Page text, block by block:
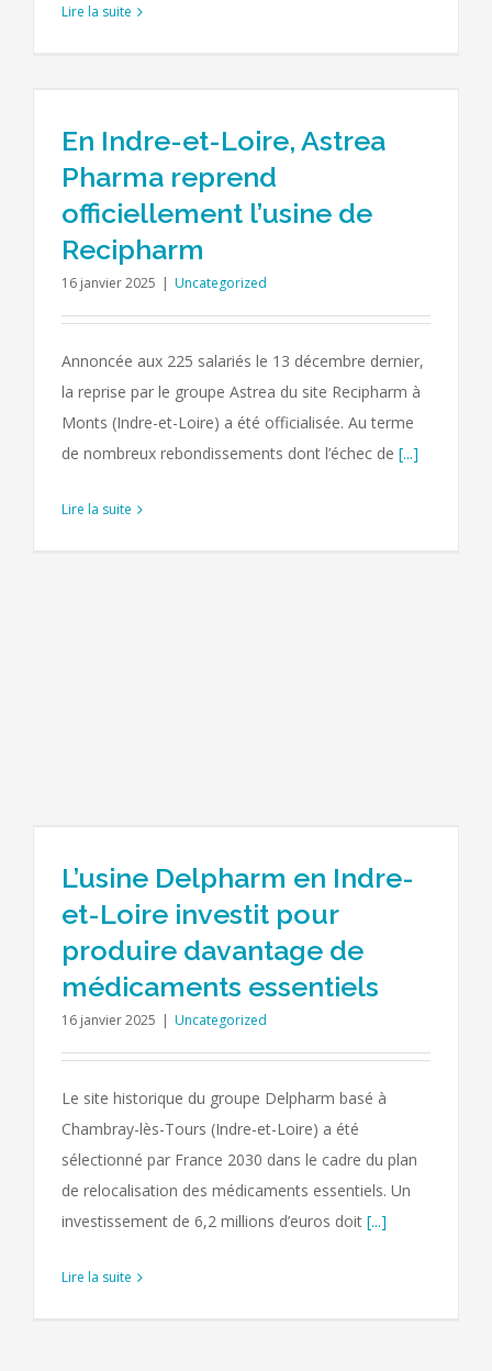
Lire la suite
En Indre-et-Loire, Astrea
Pharma reprend
officiellement l’usine de
Recipharm
16 janvier 2025 | Uncategorized
Annoncée aux 225 salariés le 13 décembre dernier,
la reprise par le groupe Astrea du site Recipharm à
Monts (Indre-et-Loire) a été officialisée. Au terme
de nombreux rebondissements dont l’échec de [...]
Lire la suite
L’usine Delpharm en Indre-
et-Loire investit pour
produire davantage de
médicaments essentiels
16 janvier 2025 | Uncategorized
Le site historique du groupe Delpharm basé à
Chambray-lès-Tours (Indre-et-Loire) a été
sélectionné par France 2030 dans le cadre du plan
de relocalisation des médicaments essentiels. Un
investissement de 6,2 millions d’euros doit [...]
Lire la suite